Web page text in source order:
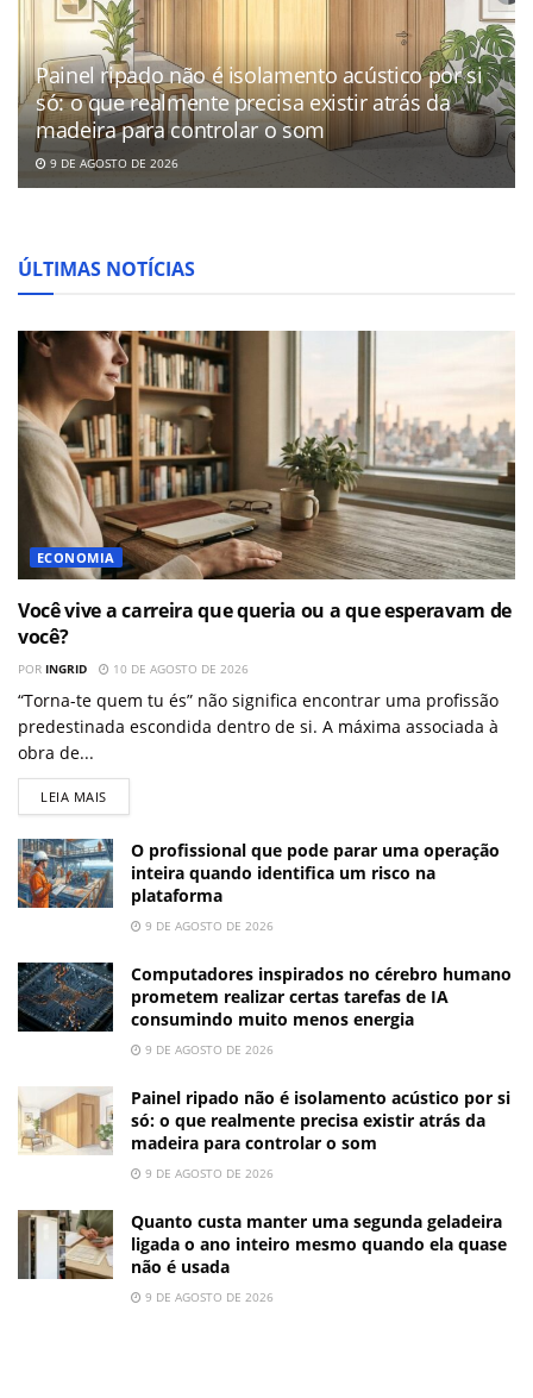
Painel ripado não é isolamento acústico por si
só: o que realmente precisa existir atrás da
madeira para controlar o som
9 DE AGOSTO DE 2026
ÚLTIMAS NOTÍCIAS
ECONOMIA
Você vive a carreira que queria ou a que esperavam de
você?
POR INGRID 10 DE AGOSTO DE 2026
“Torna-te quem tu és” não significa encontrar uma profissão
predestinada escondida dentro de si. A máxima associada à
obra de...
LEIA MAIS
O profissional que pode parar uma operação
inteira quando identifica um risco na
plataforma
9 DE AGOSTO DE 2026
Computadores inspirados no cérebro humano
prometem realizar certas tarefas de IA
consumindo muito menos energia
9 DE AGOSTO DE 2026
Painel ripado não é isolamento acústico por si
só: o que realmente precisa existir atrás da
madeira para controlar o som
9 DE AGOSTO DE 2026
Quanto custa manter uma segunda geladeira
ligada o ano inteiro mesmo quando ela quase
não é usada
9 DE AGOSTO DE 2026